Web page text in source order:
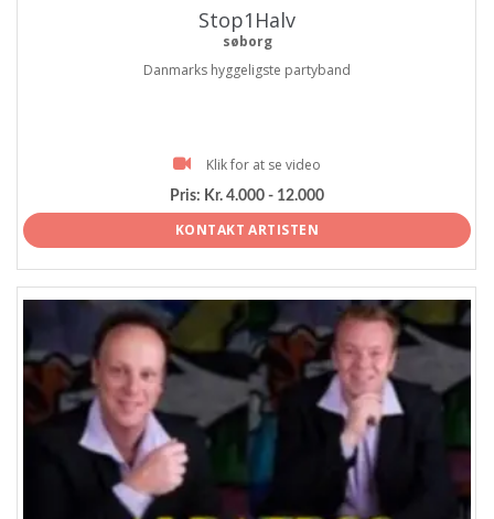
Stop1Halv
søborg
Danmarks hyggeligste partyband
Klik for at se video
Pris: Kr. 4.000 - 12.000
KONTAKT ARTISTEN